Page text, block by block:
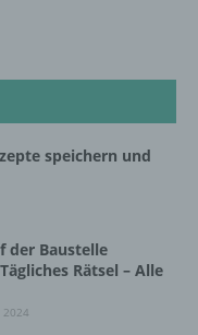
speichern und
der Baustelle
Rätsel – Alle
2024
wirtschaftlichen,
dieser
werden
oder
deren
dem für die